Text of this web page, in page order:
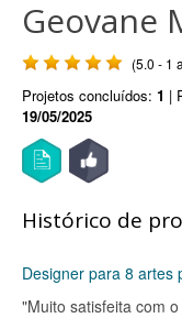
Geovane
(5.0 - 1
Projetos concluídos: 1 |
19/05/2025
Histórico de
Designer para 8 artes
"Muito satisfeita com